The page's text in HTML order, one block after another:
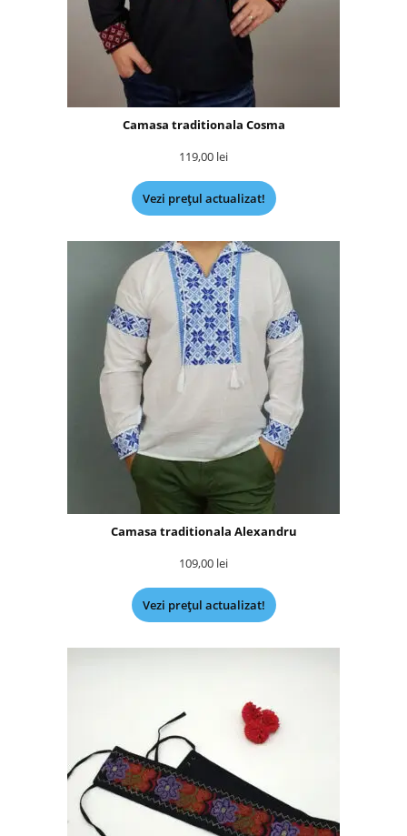
Camasa traditionala Cosma
119,00 lei
Vezi prețul actualizat!
Camasa traditionala Alexandru
109,00 lei
Vezi prețul actualizat!